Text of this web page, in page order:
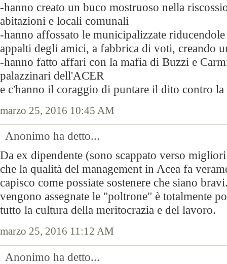
-hanno creato un buco mostruoso nella
abitazioni e locali comunali
-hanno affossato le municipalizzate
appalti degli amici, a fabbrica di voti, creando
-hanno fatto affari con la mafia di Buzzi e
palazzinari dell'ACER
e c'hanno il coraggio di puntare il dito contro la
marzo 25, 2016 10:45 AM
Anonimo ha detto...
Da ex dipendente (sono scappato verso
che la qualità del management in Acea fa
capisco come possiate sostenere che siano
vengono assegnate le "poltrone" è totalmente
tutto la cultura della meritocrazia e del lavoro.
marzo 25, 2016 11:12 AM
Anonimo ha detto...